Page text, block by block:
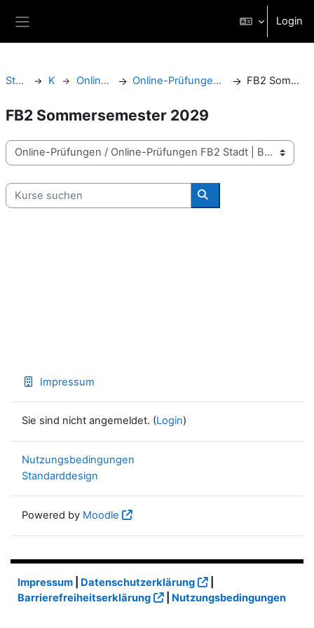
Login
Startseite Kurse Online-Prüfungen Online-Prüfungen FB2 Stadt | Bau | Kultur FB2 Sommersemester 2029
FB2 Sommersemester 2029
Kursbereiche
Kurse suchen
Kurse suchen
Impressum
Sie sind nicht angemeldet. (Login)
Nutzungsbedingungen
Standarddesign
Powered by Moodle
Impressum Datenschutzerklärung
Barrierefreiheitserklärung
Nutzungsbedingungen